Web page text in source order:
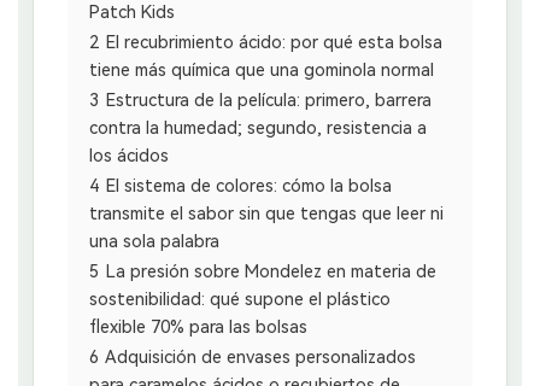
Patch Kids
2 El recubrimiento ácido: por qué esta bolsa
tiene más química que una gominola normal
3 Estructura de la película: primero, barrera
contra la humedad; segundo, resistencia a
los ácidos
4 El sistema de colores: cómo la bolsa
transmite el sabor sin que tengas que leer ni
una sola palabra
5 La presión sobre Mondelez en materia de
sostenibilidad: qué supone el plástico
flexible 70% para las bolsas
6 Adquisición de envases personalizados